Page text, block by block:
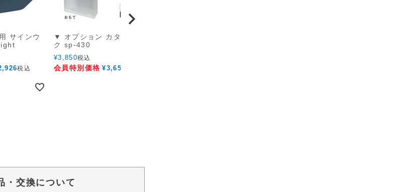
サインウ
税込
▼ オプション カタログラッ
ク sp-430
¥3,850税込
会員特別価格 ¥3,657
・交換について